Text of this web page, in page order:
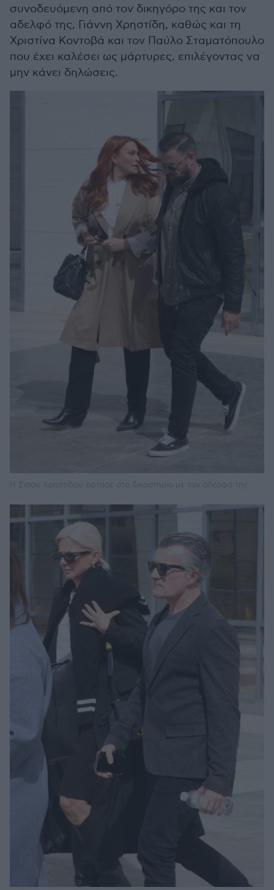
συνοδευόμενη από τον δικηγόρο της και τον
αδελφό της, Γιάννη Χρηστίδη, καθώς και τη
Χριστίνα Κοντοβά και τον Παύλο Σταματόπουλο
που έχει καλέσει ως μάρτυρες, επιλέγοντας να
μην κάνει δηλώσεις.